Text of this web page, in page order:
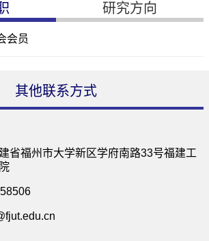
研究方向
会员
其他联系方式
省福州市大学新区学府南路33号福建工